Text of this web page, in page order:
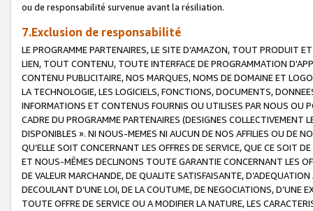
ou de responsabilité survenue avant la résiliation.
7.Exclusion de responsabilité
LE PROGRAMME PARTENAIRES, LE SITE D’AMAZON, TOUT PRODUIT
LIEN, TOUT CONTENU, TOUTE INTERFACE DE PROGRAMMATION
CONTENU PUBLICITAIRE, NOS MARQUES, NOMS DE DOMAINE ET
LA TECHNOLOGIE, LES LOGICIELS, FONCTIONS, DOCUMENTS,
INFORMATIONS ET CONTENUS FOURNIS OU UTILISES PAR NOUS OU
CADRE DU PROGRAMME PARTENAIRES (DESIGNES COLLECTIVEMENT
DISPONIBLES ». NI NOUS-MEMES NI AUCUN DE NOS AFFILIES OU DE
QU’ELLE SOIT CONCERNANT LES OFFRES DE SERVICE, QUE CE SOIT
ET NOUS-MÊMES DECLINONS TOUTE GARANTIE CONCERNANT LES
DE VALEUR MARCHANDE, DE QUALITE SATISFAISANTE,
DECOULANT D’UNE LOI, DE LA COUTUME, DE NEGOCIATIONS, D’UNE
TOUTE OFFRE DE SERVICE OU A MODIFIER LA NATURE, LES